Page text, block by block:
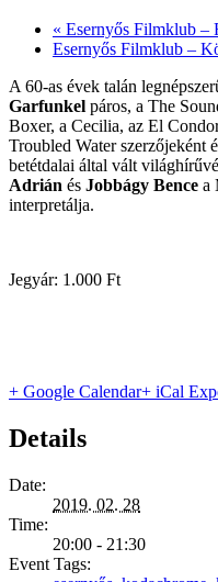
« Esernyős Filmklub –
Esernyős Filmklub –
A 60-as évek talán
Garfunkel páros, a The
Boxer, a Cecilia, az El
Troubled Water szerzőjeként
betétdalai által vált
Adrián és Jobbágy Bence a
interpretálja.
Jegyár: 1.000 Ft
+ Google Calendar+ iCal
Details
Date:
2019. 02. 28
Time:
20:00 - 21:30
Event Tags: